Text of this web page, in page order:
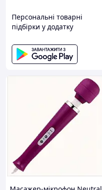
Персональні товарні
підбірки у додатку